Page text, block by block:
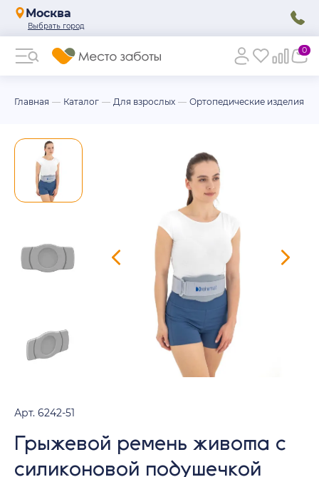
Москва
0
Главная Каталог Для взрослых Ортопедические изделия
Арт. 6242-51
Грыжевой ремень живота с
силиконовой подушечкой